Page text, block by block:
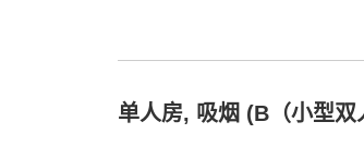
单人房, 吸烟 (B（小型双